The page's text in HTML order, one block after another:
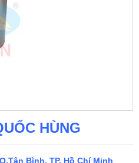
HÙNG
Bình, TP. Hồ Chí Minh